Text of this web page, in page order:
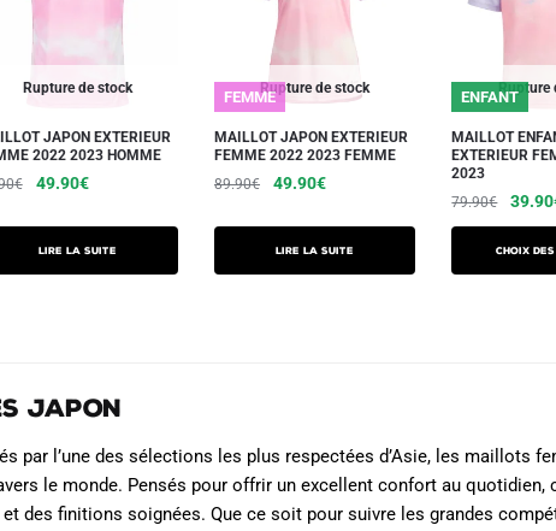
peuvent
choisies
sur
la
page
du
options
choisies
sur
la
page
du
produit
Rupture de stock
JAPON EXTERIEUR
2022 2023 HOMME
€
Le
49.90€Le
est :
Lire la suite
Rupture de stock
FEMME
MAILLOT JAPON EXTERIEUR
FEMME 2022 2023 FEMME
89.90€
Le
49.90€Le
est :
Lire la suite
Rupture
ENFANT
MAILLOT
EXTERIEUR
2023
79.90€
Le
prix
initial
était :
39.90
Choix
produit
peuvent
être
choisies
Japon
par l’une des sélections les plus respectées d’Asie, les maillots
le monde. Pensés pour offrir un excellent confort au
et des finitions soignées. Que ce soit pour suivre les grandes